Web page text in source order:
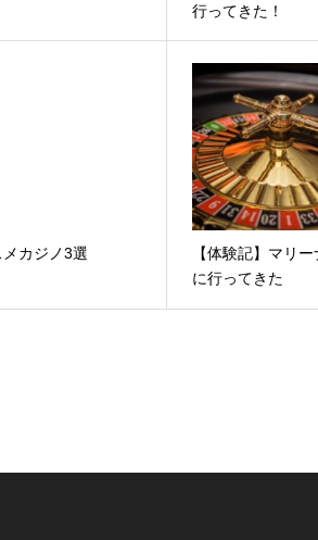
行ってきた！
カジノ3選
【体験記】マリ
に行ってきた